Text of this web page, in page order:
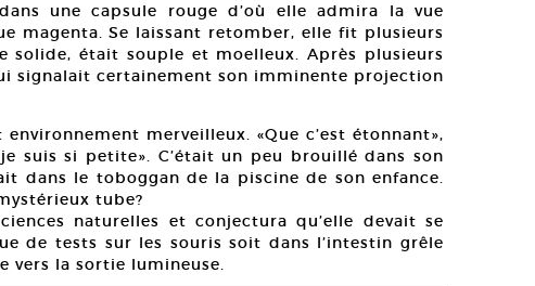
une capsule rouge d’où elle admira la vue
magenta. Se laissant retomber, elle fit plusieurs
était souple et moelleux. Après plusieurs
signalait certainement son imminente projection
merveilleux. «Que c’est étonnant»,
suis si petite». C’était un peu brouillé dans son
dans le toboggan de la piscine de son enfance.
tube?
naturelles et conjectura qu’elle devait se
de tests sur les souris soit dans l’intestin grêle
vers la sortie lumineuse.